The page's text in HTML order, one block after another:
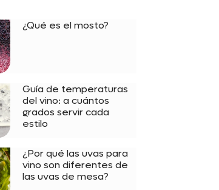
¿Qué es el mosto?
Guía de temperaturas
del vino: a cuántos
grados servir cada
estilo
¿Por qué las uvas para
vino son diferentes de
las uvas de mesa?